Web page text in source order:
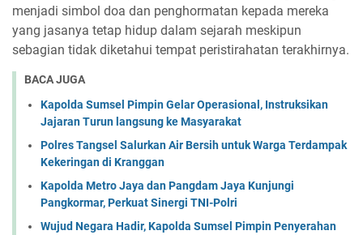
menjadi simbol doa dan penghormatan kepada mereka
yang jasanya tetap hidup dalam sejarah meskipun
sebagian tidak diketahui tempat peristirahatan terakhirnya.
BACA JUGA
Kapolda Sumsel Pimpin Gelar Operasional, Instruksikan
Jajaran Turun langsung ke Masyarakat
Polres Tangsel Salurkan Air Bersih untuk Warga Terdampak
Kekeringan di Kranggan
Kapolda Metro Jaya dan Pangdam Jaya Kunjungi
Pangkormar, Perkuat Sinergi TNI-Polri
Wujud Negara Hadir, Kapolda Sumsel Pimpin Penyerahan